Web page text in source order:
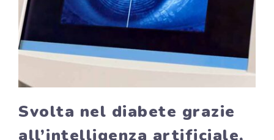
Svolta nel diabete grazie
all’intelligenza artificiale,